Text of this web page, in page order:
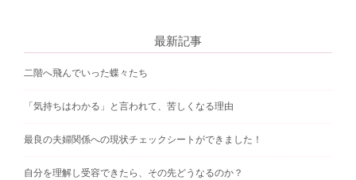
v
最新記事
二階へ飛んでいった蝶々たち
「気持ちはわかる」と言われて、苦しくなる理由
最良の夫婦関係への現状チェックシートができました！
自分を理解し受容できたら、その先どうなるのか？